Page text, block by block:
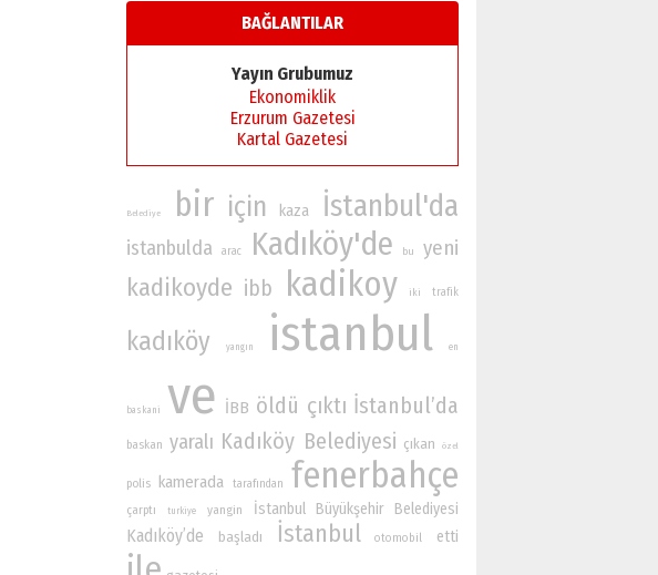
BAĞLANTILAR
Yayın Grubumuz
Ekonomiklik
Erzurum Gazetesi
Kartal Gazetesi
Belediye bir için kaza İstanbul'da
istanbulda arac Kadıköy'de bu yeni
kadikoyde ibb kadikoy iki trafik
kadıköy yangın istanbul en
baskani ve İBB öldü çıktı İstanbul’da
baskan yaralı Kadıköy Belediyesi çıkan özel
polis kamerada tarafından fenerbahçe
çarptı turkiye yangin İstanbul Büyükşehir Belediyesi
Kadıköy’de başladı İstanbul otomobil etti